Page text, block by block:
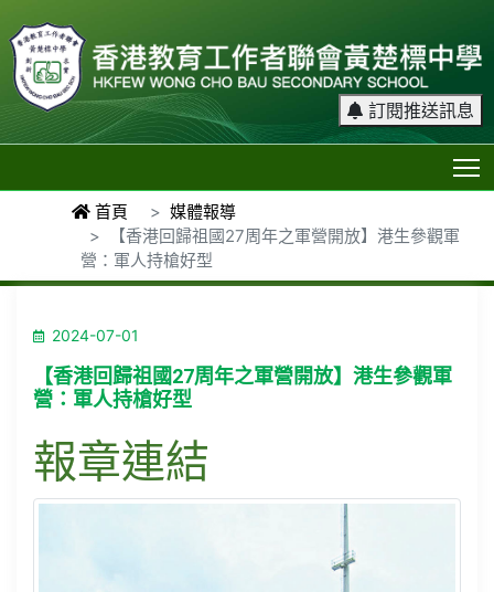
訂閱推送訊息
首頁
媒體報導
【香港回歸祖國27周年之軍營開放】港生參觀軍
營：軍人持槍好型
2024-07-01
【香港回歸祖國27周年之軍營開放】港生參觀軍
營：軍人持槍好型
報章連結